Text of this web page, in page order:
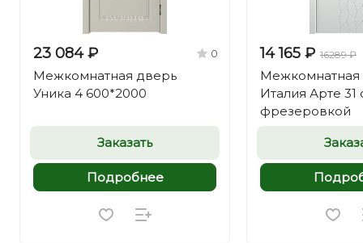
23 084 ₽ 0
Межкомнатная дверь
Уника 4 600*2000
Заказать
Подробнее
14 165 ₽ 16289 ₽
Межкомнатная
Италия Арте
фрезеровкой